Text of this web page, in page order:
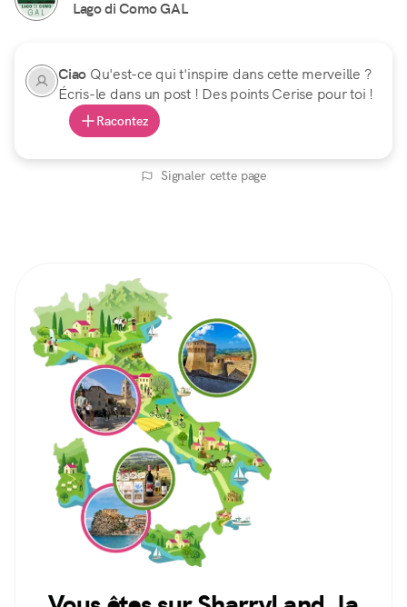
Lago di Como GAL
Ciao Qu'est-ce qui t'inspire dans cette merveille ?
Écris-le dans un post ! Des points Cerise pour toi !
Racontez
Signaler cette page